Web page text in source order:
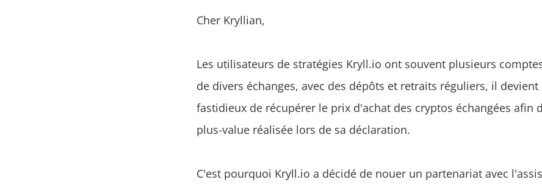
Cher Kryllian,
Les utilisateurs de stratégies Kryll.io ont souvent plusieurs
de divers échanges, avec des dépôts et retraits réguliers, il devient
fastidieux de récupérer le prix d'achat des cryptos échangées afin
plus-value réalisée lors de sa déclaration.
C'est pourquoi Kryll.io a décidé de nouer un partenariat avec